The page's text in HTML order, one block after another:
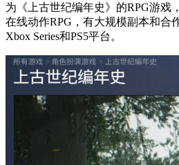
为《上古世纪编年史》的RPG游戏
在线动作RPG，有大规模副本和合
Xbox Series和PS5平台。